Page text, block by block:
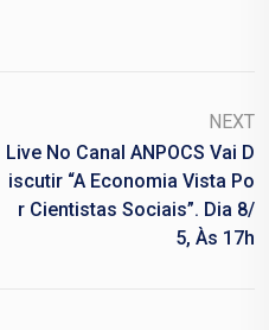
NEXT
Live No Canal ANPOCS Vai D
Iscutir “A Economia Vista Po
R Cientistas Sociais”. Dia 8/
5, Às 17h